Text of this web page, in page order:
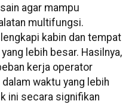
agar mampu
multifungsi.
kabin dan tempat
lebih besar. Hasilnya,
kerja operator
waktu yang lebih
ini secara signifikan